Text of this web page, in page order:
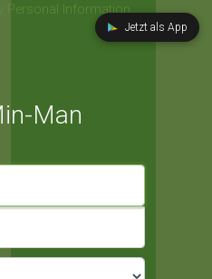
Personal Information
Jetzt als App
Man